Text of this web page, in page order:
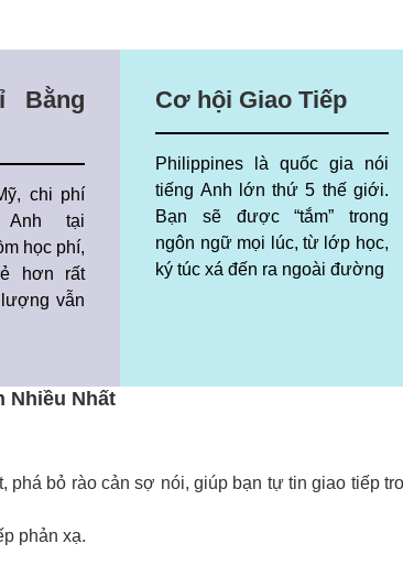
Bằng
chi phí
tại
học phí,
hơn rất
vẫn
Cơ hội Giao Tiếp
Philippines là quốc gia nói
tiếng Anh lớn thứ 5 thế giới.
Bạn sẽ được “tắm” trong
ngôn ngữ mọi lúc, từ lớp học,
ký túc xá đến ra ngoài đường
Nhiều Nhất
bỏ rào cản sợ nói, giúp bạn tự tin giao tiếp
phản xạ.